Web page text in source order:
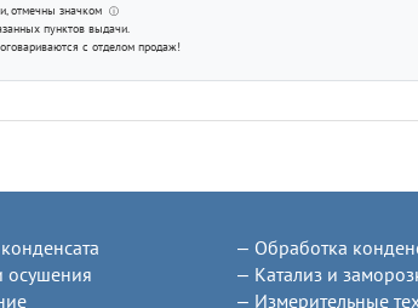
, отмечны значком ⓘ
пунктов выдачи.
с отделом продаж!
Обработка
осушения
Катализ и
Измерительные